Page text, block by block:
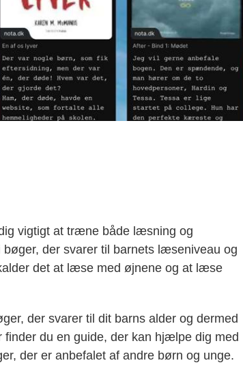
vigtigt at træne både læsning og
der svarer til barnets læseniveau og
det at læse med øjnene og at læse
der svarer til dit barns alder og dermed
du en guide, der kan hjælpe dig med
der er anbefalet af andre børn og unge.